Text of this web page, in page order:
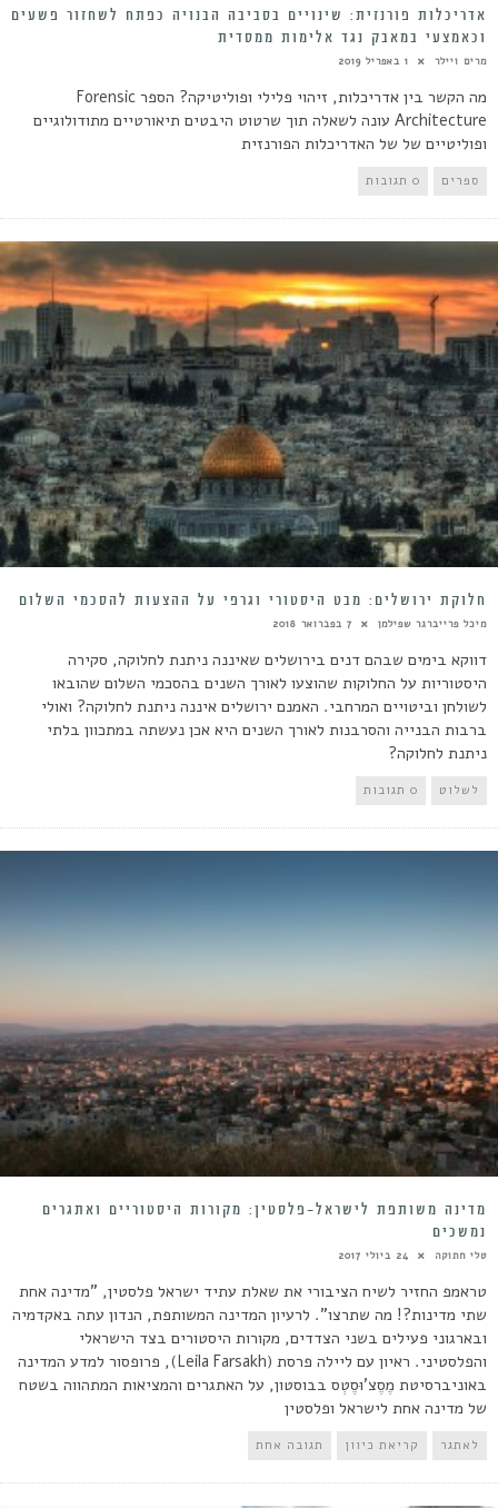
אדריכלות פורנזית: שינויים בסביבה הבנויה כפתח לשחזור פשעים
וכאמצעי במאבק נגד אלימות ממסדית
מרים ויילר 1 באפריל 2019
מה הקשר בין אדריכלות, זיהוי פלילי ופוליטיקה? הספר Forensic
Architecture עונה לשאלה תוך שרטוט היבטים תיאורטיים מתודולוגיים
ופוליטיים של של האדריכלות הפורנזית
ספרים 0 תגובות
חלוקת ירושלים: מבט היסטורי וגרפי על ההצעות להסכמי השלום
מיכל פרייברגר שפילמן 7 בפברואר 2018
דווקא בימים שבהם דנים בירושלים שאיננה ניתנת לחלוקה, סקירה
היסטוריות על החלוקות שהוצעו לאורך השנים בהסכמי השלום שהובאו
לשולחן וביטויים המרחבי. האמנם ירושלים איננה ניתנת לחלוקה? ואולי
ברבות הבנייה והסרבנות לאורך השנים היא אכן נעשתה במתכוון בלתי
ניתנת לחלוקה?
לשלוט 0 תגובות
מדינה משותפת לישראל-פלסטין: מקורות היסטוריים ואתגרים
נמשכים
טלי חתוקה 24 ביולי 2017
טראמפ החזיר לשיח הציבורי את שאלת עתיד ישראל פלסטין, "מדינה אחת
שתי מדינות?! מה שתרצו". לרעיון המדינה המשותפת, הנדון עתה באקדמיה
ובארגוני פעילים בשני הצדדים, מקורות היסטורים בצד הישראלי
והפלסטיני. ראיון עם ליילה פרסת (Leila Farsakh), פרופסור למדע המדינה
באוניברסיטת מֶסֶצ'וּסֶטְס בבוסטון, על האתגרים והמציאות המתהווה בשטח
של מדינה אחת לישראל ופלסטין
לאתגר קריאת כיוון תגובה אחת